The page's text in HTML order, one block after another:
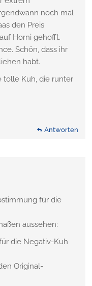
noch mal
den Preis
Horni gehofft.
Schön, dass ihr
habt.
tolle Kuh, die runter
Antworten
für die
aussehen:
die Negativ-Kuh
Original-